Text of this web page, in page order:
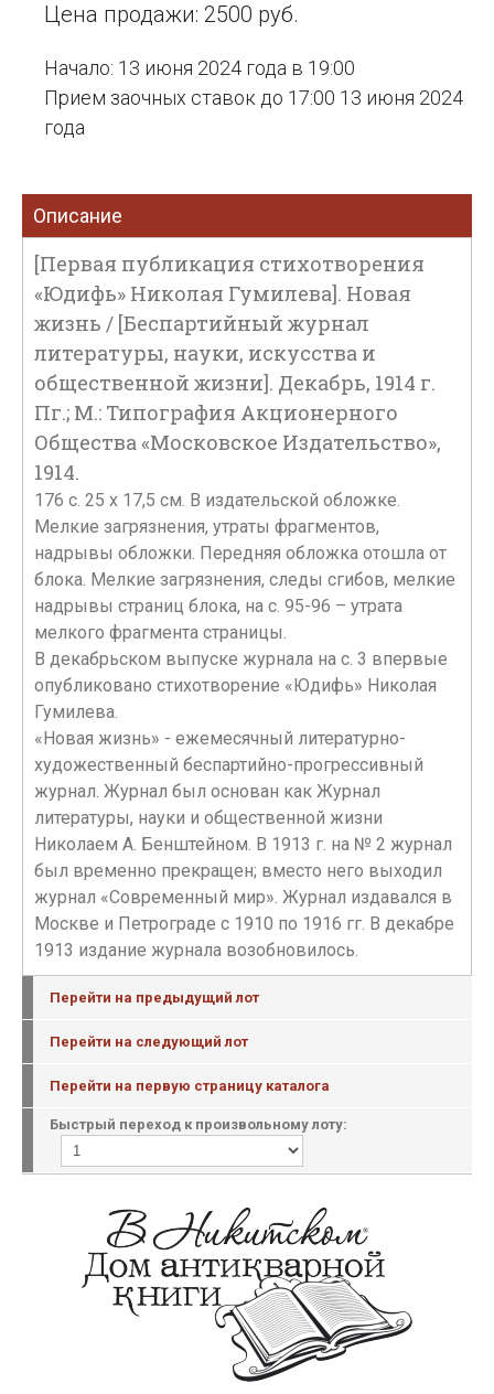
Цена продажи: 2500 руб.
Начало: 13 июня 2024 года в 19:00
Прием заочных ставок до 17:00 13 июня 2024
года
Описание
[Первая публикация стихотворения
«Юдифь» Николая Гумилева]. Новая
жизнь / [Беспартийный журнал
литературы, науки, искусства и
общественной жизни]. Декабрь, 1914 г.
Пг.; М.: Типография Акционерного
Общества «Московское Издательство»,
1914.
176 с. 25 х 17,5 см. В издательской обложке.
Мелкие загрязнения, утраты фрагментов,
надрывы обложки. Передняя обложка отошла от
блока. Мелкие загрязнения, следы сгибов, мелкие
надрывы страниц блока, на с. 95-96 – утрата
мелкого фрагмента страницы.
В декабрьском выпуске журнала на с. 3 впервые
опубликовано стихотворение «Юдифь» Николая
Гумилева.
«Новая жизнь» - ежемесячный литературно-
художественный беспартийно-прогрессивный
журнал. Журнал был основан как Журнал
литературы, науки и общественной жизни
Николаем А. Бенштейном. В 1913 г. на № 2 журнал
был временно прекращен; вместо него выходил
журнал «Современный мир». Журнал издавался в
Москве и Петрограде с 1910 по 1916 гг. В декабре
1913 издание журнала возобновилось.
Перейти на предыдущий лот
Перейти на следующий лот
Перейти на первую страницу каталога
Быстрый переход к произвольному лоту: